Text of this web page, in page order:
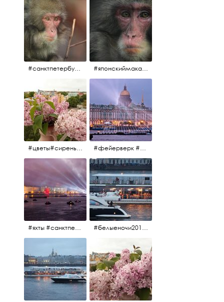
#санктпетербург #macacafuscata #macaca #ленинградскийзоопарк #снежнаяобезьяна #японскиймакак #макака #зоопарк #японскиймакак#снежнаяобезьяна#приматы#макака#зоопарк#животные#ленинградскийзоопарк#macaca#macacafuscata#санктпетербург
#цветы#сирень #розоваясирень #натюрморт #натюрмортсцветами #весна2012 #пробуждение #фейерверк #салют #парусник #санктпетербург #белыеночи2012 #белыеночи #алыепаруса2012 #алыепаруса #нева
#яхты #санктпетербург #нева #белыеночи2012 #алыепаруса #алыепаруса2012#парусник#салют#фейерверк #белыеночи2012 #белыеночи #2012 #нева #санктпетербург #яхты